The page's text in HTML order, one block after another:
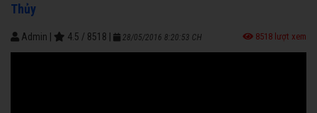
Thủy
Admin 4.5 / 8518 28/05/2016 8:20:53 CH 8518 lượt xem